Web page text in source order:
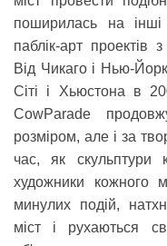
поширилась на
паблік-арт проектів
Від Чикаго і Нью-
Сіті і Хьюстона в
CowParade
розміром, але і за
час, як скульптури
художники кожного
минулих подій,
міст і рухаються